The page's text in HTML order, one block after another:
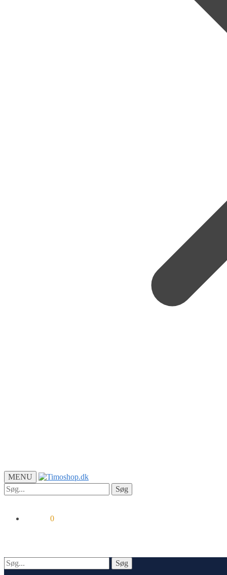
MENU
Søg
efter:
Søg
0
Søg
efter:
Søg